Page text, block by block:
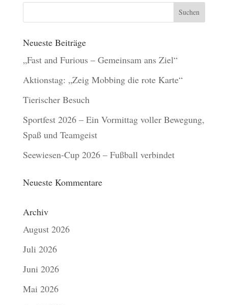
Neueste Beiträge
„Fast and Furious – Gemeinsam ans Ziel“
Aktionstag: „Zeig Mobbing die rote Karte“
Tierischer Besuch
Sportfest 2026 – Ein Vormittag voller Bewegung,
Spaß und Teamgeist
Seewiesen-Cup 2026 – Fußball verbindet
Neueste Kommentare
Archiv
August 2026
Juli 2026
Juni 2026
Mai 2026